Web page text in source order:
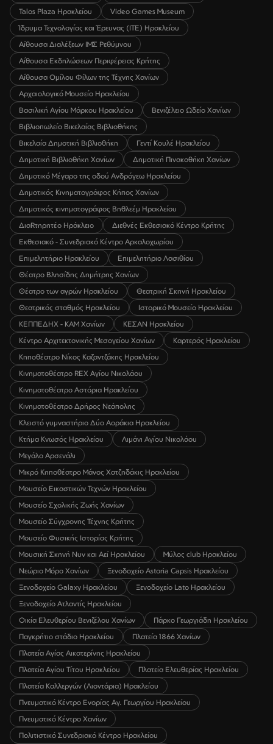
Talos Plaza Ηρακλείου
Video Games Museum
Ίδρυμα Τεχνολογίας και Έρευνας (ΙΤΕ) Ηρακλείου
Αίθουσα Διαλέξεων ΙΜΣ Ρεθύμνου
Αίθουσα Εκδηλώσεων Περιφέρειας Κρήτης
Αίθουσα Ομίλου Φίλων της Τέχνης Χανίων
Αρχαιολογικό Μουσείο Ηρακλείου
Βασιλική Αγίου Μάρκου Ηρακλείου
Βενιζέλειο Ωδείο Χανίων
Βιβλιοπωλείο Βικελαίας Βιβλιοθήκης
Βικελαία Δημοτική Βιβλιοθήκη
Γεντί Κουλέ Ηρακλείου
Δημοτική Βιβλιοθήκη Χανίων
Δημοτική Πινακοθήκη Χανίων
Δημοτικό Μέγαρο της οδού Ανδρόγεω Ηρακλείου
Δημοτικός Κινηματογράφος Κήπος Χανίων
Δημοτικός κινηματογράφος Βηθλεέμ Ηρακλείου
ΔιαRτηρητέο Ηράκλειο
Διεθνές Εκθεσιακό Κέντρο Κρήτης
Εκθεσιακό - Συνεδριακό Κέντρο Αρκαλοχωρίου
Επιμελητήριο Ηρακλείου
Επιμελητήριο Λασιθίου
Θέατρο Βλησίδης Δημήτρης Χανίων
Θέατρο των αγρών Ηρακλείου
Θεατρική Σκηνή Ηρακλείου
Θεατρικός σταθμός Ηρακλείου
Ιστορικό Μουσείο Ηρακλείου
ΚΕΠΠΕΔΗΧ - ΚΑΜ Χανίων
ΚΕΣΑΝ Ηρακλείου
Κέντρο Αρχιτεκτονικής Μεσογείου Χανίων
Καρτερός Ηρακλείου
Κηποθέατρο Νίκος Καζαντζάκης Ηρακλείου
Κινηματοθέατρο REX Αγίου Νικολάου
Κινηματοθέατρο Αστόρια Ηρακλείου
Κινηματοθέατρο Δρήρος Νεάπολης
Κλειστό γυμναστήριο Δύο Αοράκια Ηρακλείου
Κτήμα Κνωσός Ηρακλείου
Λιμάνι Αγίου Νικολάου
Μεγάλο Αρσενάλι
Μικρό Κηποθέατρο Μάνος Χατζηδάκις Ηρακλείου
Μουσείο Εικαστικών Τεχνών Ηρακλείου
Μουσείο Σχολικής Ζωής Χανίων
Μουσείο Σύγχρονης Τέχνης Κρήτης
Μουσείο Φυσικής Ιστορίας Κρήτης
Μουσική Σκηνή Νυν και Αεί Ηρακλείου
Μύλος club Ηρακλείου
Νεώριο Μόρο Χανίων
Ξενοδοχείο Astoria Capsis Ηρακλείου
Ξενοδοχείο Galaxy Ηρακλείου
Ξενοδοχείο Lato Ηρακλείου
Ξενοδοχείο Ατλαντίς Ηρακλείου
Οικία Ελευθερίου Βενιζέλου Χανίων
Πάρκο Γεωργιάδη Ηρακλείου
Παγκρήτιο στάδιο Ηρακλείου
Πλατεία 1866 Χανίων
Πλατεία Αγίας Αικατερίνης Ηρακλείου
Πλατεία Αγίου Τίτου Ηρακλείου
Πλατεία Ελευθερίας Ηρακλείου
Πλατεία Καλλεργών (Λιοντάρια) Ηρακλείου
Πνευματικό Κέντρο Ενορίας Αγ. Γεωργίου Ηρακλείου
Πνευματικό Κέντρο Χανίων
Πολιτιστικό Συνεδριακό Κέντρο Ηρακλείου